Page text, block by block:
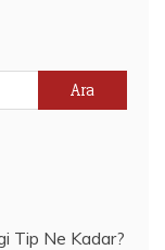
Tip Ne Kadar?